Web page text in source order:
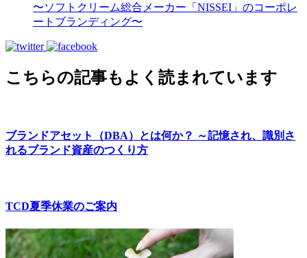
〜ソフトクリーム総合メーカー「NISSEI」のコーポレ
ートブランディング〜
こちらの記事もよく読まれています
ブランドアセット（DBA）とは何か？ ～記憶され、識別さ
れるブランド資産のつくり方
TCD夏季休業のご案内